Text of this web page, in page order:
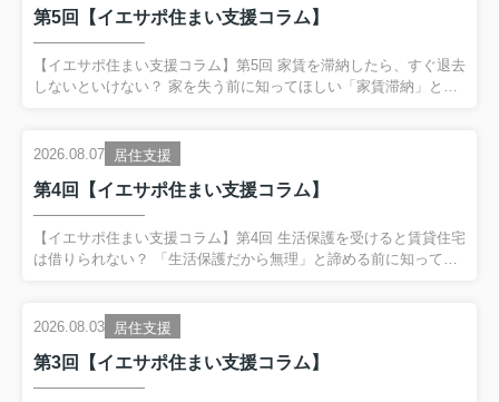
第5回【イエサポ住まい支援コラム】
【イエサポ住まい支援コラム】第5回 家賃を滞納したら、すぐ退去
しないといけない？ 家を失う前に知ってほしい「家賃滞納」とい
護を受給していることだけで、 賃貸住宅を借りられないわけでは
ありません。 一方で、 保証会社や初期費用、家賃、緊急連絡先な
ど、 入居までに整理が必要なケースがあります。 そして何より大
切なのが、 困ってからではなく、困り始めた段階で相談するこ
と。 今回は、その代表的なサインである、 「家賃滞納」 につい
てお話しします。 家賃を滞納したら、すぐに退去...
2026.08.07 居住支援
第4回【イエサポ住まい支援コラム】
【イエサポ住まい支援コラム】第4回 生活保護を受けると賃貸住宅
は借りられない？ 「生活保護だから無理」と諦める前に知ってほ
理由だけではなく、 「何かあったときに誰が対応するのか」 とい
う大家さん側の不安が、住まい探しを難しくしているケースがあ
ります。 そのため、保証会社や支援機関、居住支援法人などが関
わり、 「大家さんが一人で抱え込まなくていい環境」 をつくるこ
2026.08.03 居住支援
第3回【イエサポ住まい支援コラム】